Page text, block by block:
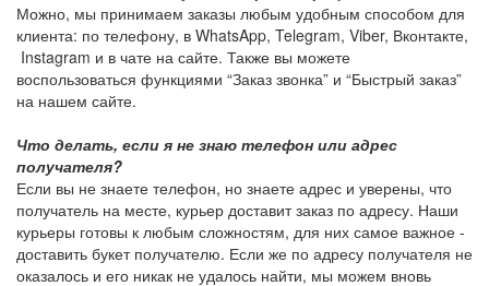
Можно, мы принимаем заказы любым удобным способом для
клиента: по телефону, в WhatsApp, Telegram, Viber, Вконтакте,
Instagram и в чате на сайте. Также вы можете
воспользоваться функциями “Заказ звонка” и “Быстрый заказ”
на нашем сайте.
Что делать, если я не знаю телефон или адрес
получателя?
Если вы не знаете телефон, но знаете адрес и уверены, что
получатель на месте, курьер доставит заказ по адресу. Наши
курьеры готовы к любым сложностям, для них самое важное -
доставить букет получателю. Если же по адресу получателя не
оказалось и его никак не удалось найти, мы можем вновь